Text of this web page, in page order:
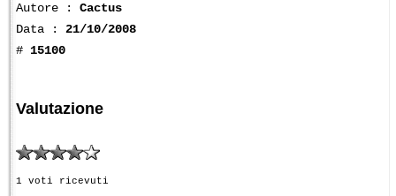
Autore : Cactus
Data : 21/10/2008
# 15100
Valutazione
1 voti ricevuti